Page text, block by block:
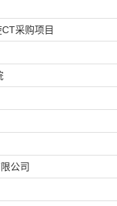
采购项目
公司